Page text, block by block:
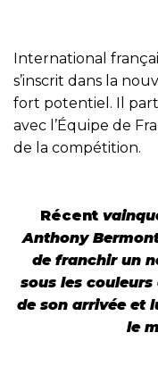
International
s’inscrit dans la
fort potentiel. Il
avec l’Équipe de
de la compétition.
Récent va
Anthony
de franchir un
sous les
de son arrivée et
le